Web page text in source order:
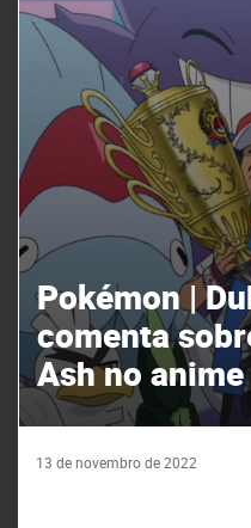
Pokémon |
comenta
Ash no anime
13 de novembro de 2022